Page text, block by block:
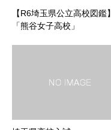
【R6埼玉県公立高校図鑑】
「熊谷女子高校」